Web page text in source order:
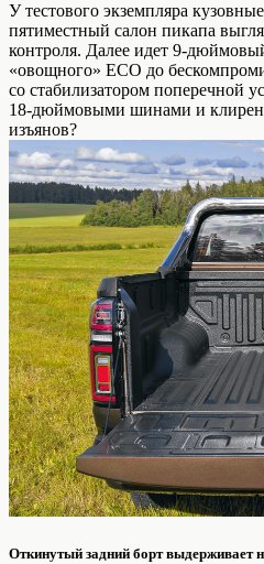
У тестового экземпляра
пятиместный салон пикапа
контроля. Далее идет
«овощного» ECO до
со стабилизатором поперечной
18‑дюймовыми шинами и
изъянов?
Откинутый задний борт выдерживает